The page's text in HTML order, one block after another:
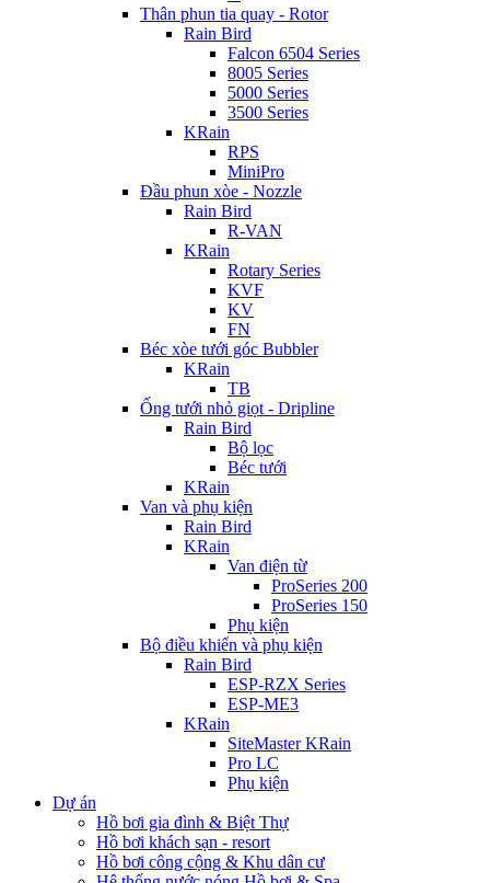
Thân phun tia quay - Rotor
Rain Bird
Falcon 6504 Series
8005 Series
5000 Series
3500 Series
KRain
RPS
MiniPro
Đầu phun xòe - Nozzle
Rain Bird
R-VAN
KRain
Rotary Series
KVF
KV
FN
Béc xòe tưới góc Bubbler
KRain
TB
Ống tưới nhỏ giọt - Dripline
Rain Bird
Bộ lọc
Béc tưới
KRain
Van và phụ kiện
Rain Bird
KRain
Van điện từ
ProSeries 200
ProSeries 150
Phụ kiện
Bộ điều khiển và phụ kiện
Rain Bird
ESP-RZX Series
ESP-ME3
KRain
SiteMaster KRain
Pro LC
Phụ kiện
Dự án
Hồ bơi gia đình & Biệt Thự
Hồ bơi khách sạn - resort
Hồ bơi công cộng & Khu dân cư